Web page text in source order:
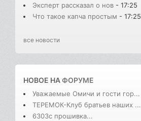
Эксперт рассказал о нов - 17:25
Что такое капча простым - 17:25
все новости
НОВОЕ НАФОРУМЕ
Уважаемые Омичи и гости гор...
ТЕРЕМОК-Клуб братьев наших ...
6303с прошивка...